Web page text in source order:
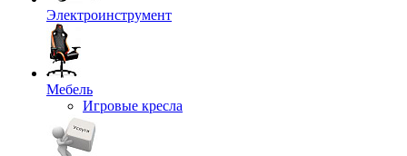
Электроинструмент
Мебель
Игровые кресла